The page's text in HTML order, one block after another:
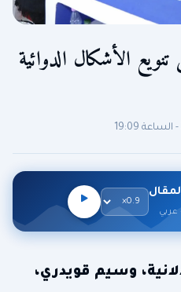
الأشكال الدوائية
وسيم قويدري،